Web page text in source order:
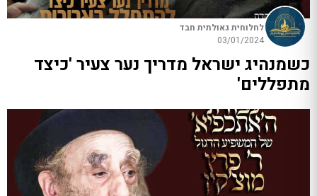
לחלוחית גאולתית חבד
03/01/2024
כשמנהיג ישראל מדריך נער צעיר 'כיצד
מתפללים'